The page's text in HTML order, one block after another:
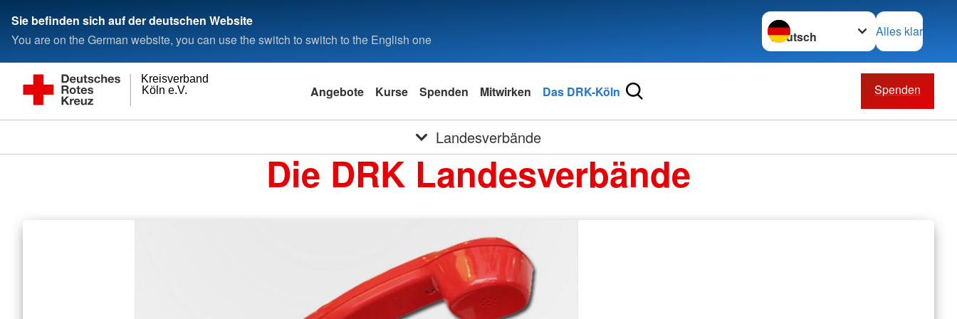
Sie befinden sich auf der deutschen Website
You are on the German website, you can use the switch to switch to the English one
Sprache wechseln zu
Alles klar
Köln e.V.
Kreisverband
Angebote Kurse Spenden Mitwirken Das DRK-Köln Spenden
Landesverbände
Die DRK Landesverbände